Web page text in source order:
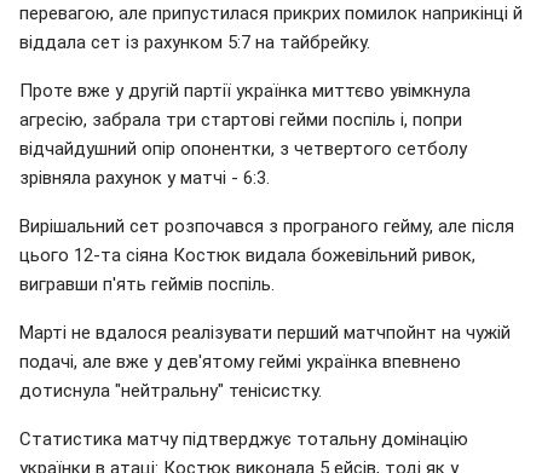
перевагою, але припустилася прикрих помилок наприкінці й
віддала сет із рахунком 5:7 на тайбрейку.
Проте вже у другій партії українка миттєво увімкнула
агресію, забрала три стартові гейми поспіль і, попри
відчайдушний опір опонентки, з четвертого сетболу
зрівняла рахунок у матчі - 6:3.
Вирішальний сет розпочався з програного гейму, але після
цього 12-та сіяна Костюк видала божевільний ривок,
вигравши п'ять геймів поспіль.
Марті не вдалося реалізувати перший матчпойнт на чужій
подачі, але вже у дев'ятому геймі українка впевнено
дотиснула "нейтральну" тенісистку.
Статистика матчу підтверджує тотальну домінацію
українки в атаці: Костюк виконала 5 ейсів, тоді як у